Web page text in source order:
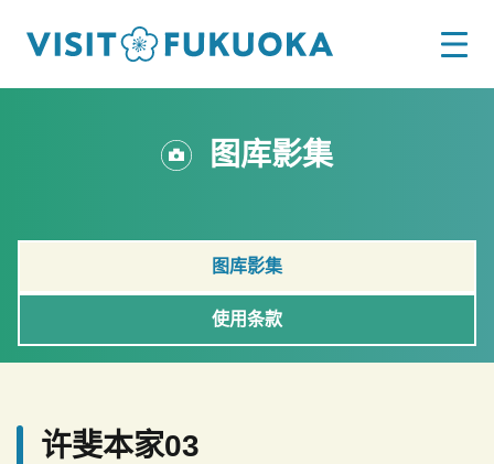
图库影集
图库影集
使用条款
许斐本家03